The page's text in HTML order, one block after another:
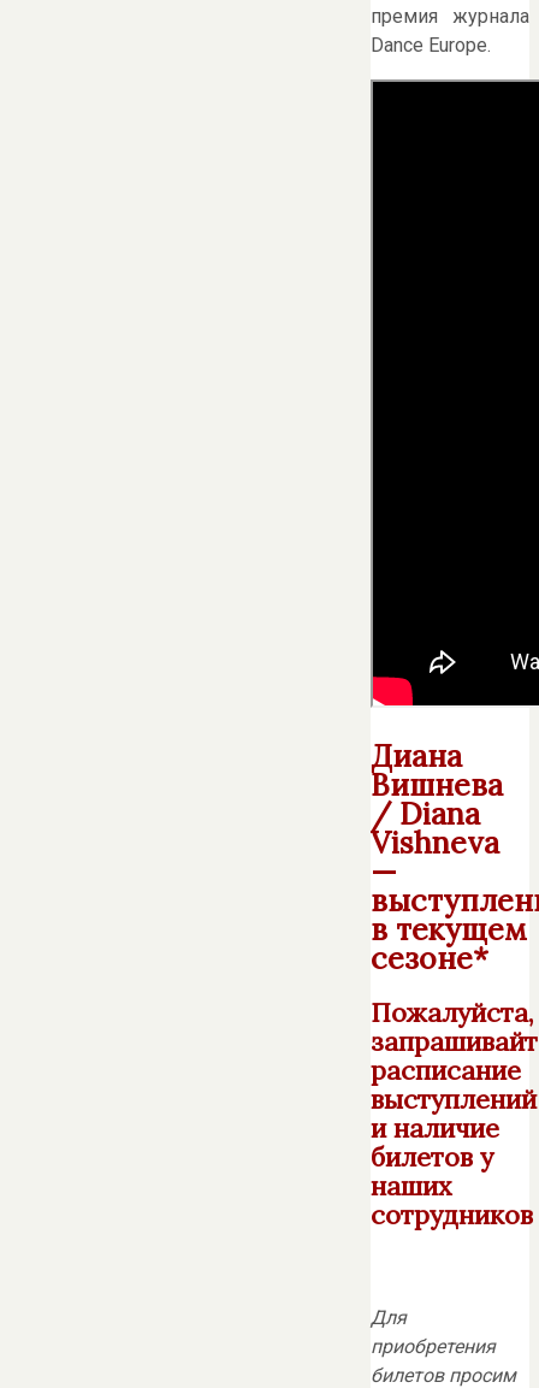
премия журнала
Dance Europe.
Диана
Вишнева
/ Diana
Vishneva
—
в текущем
сезоне*
Пожалуйста,
расписание
выступлений
и наличие
билетов у
наших
сотрудников
Для
приобретения
билетов просим